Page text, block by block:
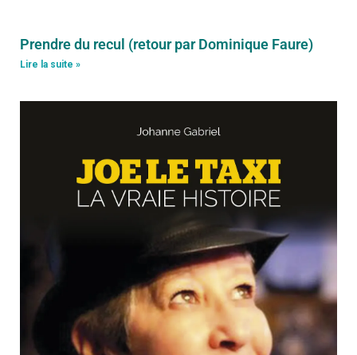
Prendre du recul (retour par Dominique Faure)
Lire la suite »